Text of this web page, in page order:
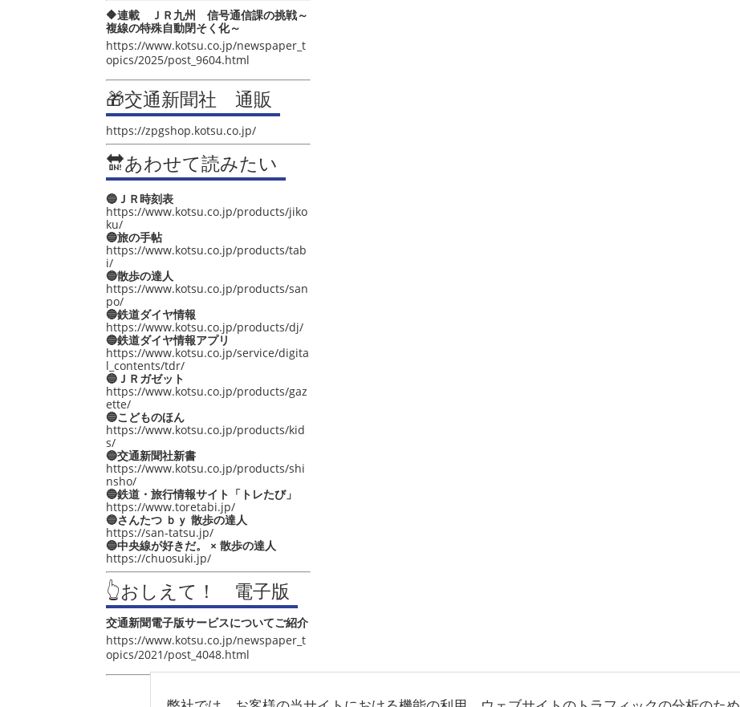
🔶連載 ＪＲ九州 信号通信課の挑戦～
複線の特殊自動閉そく化～
https://www.kotsu.co.jp/newspaper_t
opics/2025/post_9604.html
🎁交通新聞社 通販
https://zpgshop.kotsu.co.jp/
🔛あわせて読みたい
🔵ＪＲ時刻表
https://www.kotsu.co.jp/products/jiko
ku/
🔵旅の手帖
https://www.kotsu.co.jp/products/tab
i/
🔵散歩の達人
https://www.kotsu.co.jp/products/san
po/
🔵鉄道ダイヤ情報
https://www.kotsu.co.jp/products/dj/
🔵鉄道ダイヤ情報アプリ
https://www.kotsu.co.jp/service/digita
l_contents/tdr/
🔵ＪＲガゼット
https://www.kotsu.co.jp/products/gaz
ette/
🔵こどものほん
https://www.kotsu.co.jp/products/kid
s/
🔵交通新聞社新書
https://www.kotsu.co.jp/products/shi
nsho/
🔵鉄道・旅行情報サイト「トレたび」
https://www.toretabi.jp/
🔵さんたつ ｂｙ 散歩の達人
https://san-tatsu.jp/
🔵中央線が好きだ。 × 散歩の達人
https://chuosuki.jp/
👆おしえて！ 電子版
交通新聞電子版サービスについてご紹介
https://www.kotsu.co.jp/newspaper_t
opics/2021/post_4048.html